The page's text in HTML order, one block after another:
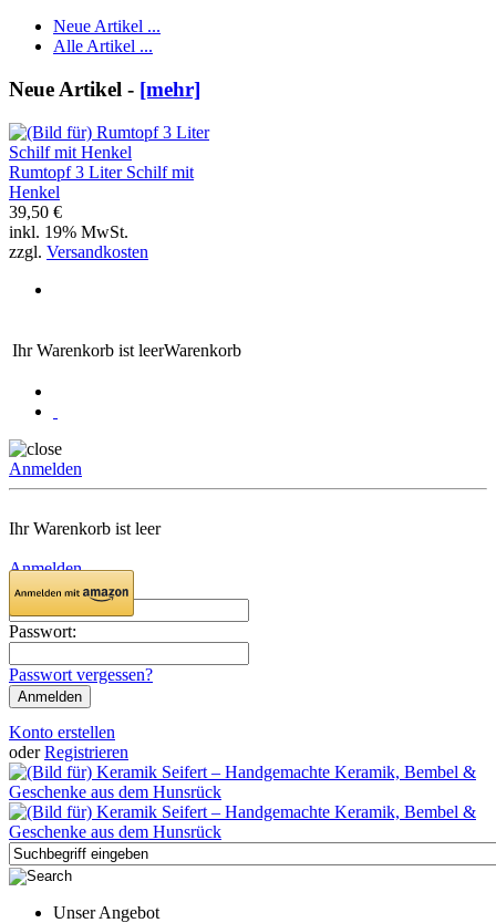
Neue Artikel ...
Alle Artikel ...
Neue Artikel - [mehr]
Rumtopf 3 Liter Schilf mit
Henkel
39,50 €
inkl. 19% MwSt.
zzgl. Versandkosten
Ihr Warenkorb ist leerWarenkorb
Anmelden
Ihr Warenkorb ist leer
Anmelden
Email:
Passwort:
Passwort vergessen?
Konto erstellen
oder Registrieren
Unser Angebot